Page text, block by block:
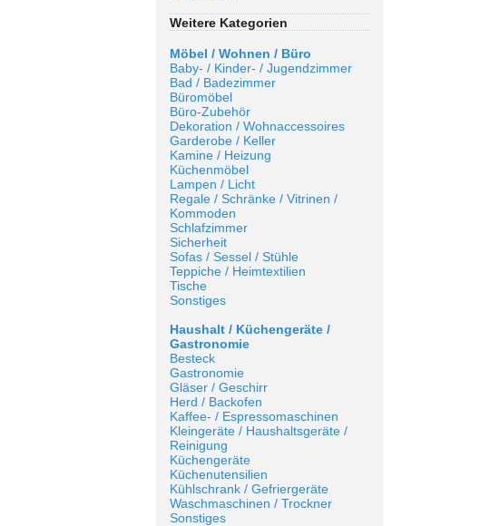
Weitere Kategorien
Möbel / Wohnen / Büro
Baby- / Kinder- / Jugendzimmer
Bad / Badezimmer
Büromöbel
Büro-Zubehör
Dekoration / Wohnaccessoires
Garderobe / Keller
Kamine / Heizung
Küchenmöbel
Lampen / Licht
Regale / Schränke / Vitrinen /
Kommoden
Schlafzimmer
Sicherheit
Sofas / Sessel / Stühle
Teppiche / Heimtextilien
Tische
Sonstiges
Haushalt / Küchengeräte /
Gastronomie
Besteck
Gastronomie
Gläser / Geschirr
Herd / Backofen
Kaffee- / Espressomaschinen
Kleingeräte / Haushaltsgeräte /
Reinigung
Küchengeräte
Küchenutensilien
Kühlschrank / Gefriergeräte
Waschmaschinen / Trockner
Sonstiges